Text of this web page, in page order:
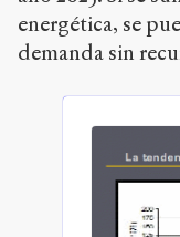
energética, se
demanda sin